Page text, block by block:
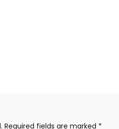
Required fields are marked *